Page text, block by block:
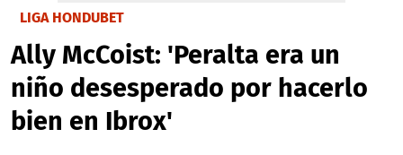
LIGA HONDUBET
Ally McCoist: 'Peralta era un
niño desesperado por hacerlo
bien en Ibrox'